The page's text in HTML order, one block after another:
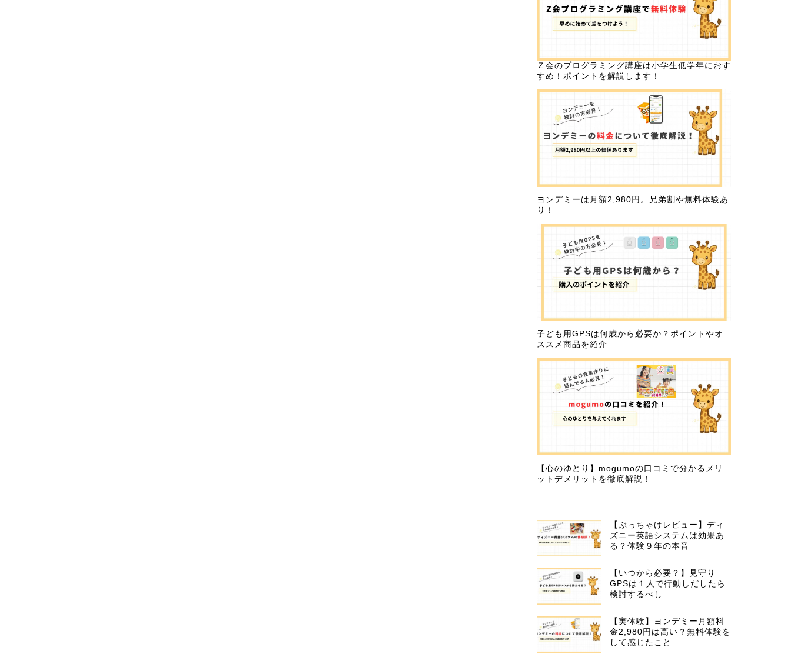
Ｚ会のプログラミング講座は小学生低学年におす
すめ！ポイントを解説します！
ヨンデミーは月額2,980円。兄弟割や無料体験あ
り！
子ども用GPSは何歳から必要か？ポイントやオ
ススメ商品を紹介
【心のゆとり】mogumoの口コミで分かるメリ
ットデメリットを徹底解説！
【ぶっちゃけレビュー】ディ
ズニー英語システムは効果あ
る？体験９年の本音
【いつから必要？】見守り
GPSは１人で行動しだしたら
検討するべし
【実体験】ヨンデミー月額料
金2,980円は高い？無料体験を
して感じたこと